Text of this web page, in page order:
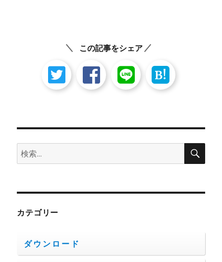
この記事をシェア
B!
検
索:
検
カテゴリー
ダウンロード